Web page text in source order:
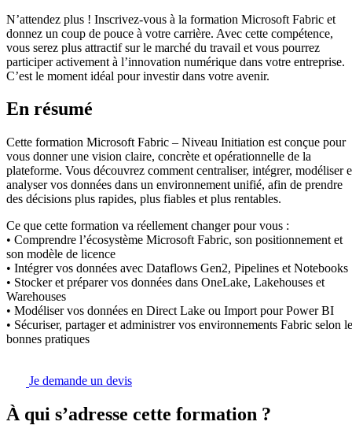
N’attendez plus ! Inscrivez-vous à la formation Microsoft Fabric et
donnez un coup de pouce à votre carrière. Avec cette compétence,
vous serez plus attractif sur le marché du travail et vous pourrez
participer activement à l’innovation numérique dans votre entreprise.
C’est le moment idéal pour investir dans votre avenir.
En résumé
Cette formation Microsoft Fabric – Niveau Initiation est conçue pour
vous donner une vision claire, concrète et opérationnelle de la
plateforme. Vous découvrez comment centraliser, intégrer, modéliser
analyser vos données dans un environnement unifié, afin de prendre
des décisions plus rapides, plus fiables et plus rentables.
Ce que cette formation va réellement changer pour vous :
• Comprendre l’écosystème Microsoft Fabric, son positionnement et
son modèle de licence
• Intégrer vos données avec Dataflows Gen2, Pipelines et Notebooks
• Stocker et préparer vos données dans OneLake, Lakehouses et
Warehouses
• Modéliser vos données en Direct Lake ou Import pour Power BI
• Sécuriser, partager et administrer vos environnements Fabric selon
bonnes pratiques
Je demande un devis
À qui s’adresse cette formation ?